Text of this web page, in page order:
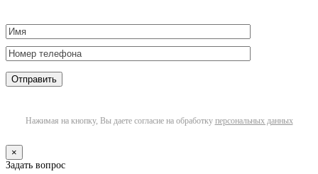
Нажимая на кнопку, Вы даете согласие на обработку персональных данных
×
Задать вопрос